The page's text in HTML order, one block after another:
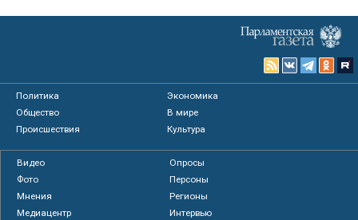
Политика
Экономика
Общество
В мире
Происшествия
Культура
Видео
Опросы
Фото
Персоны
Мнения
Регионы
Медиацентр
Интервью